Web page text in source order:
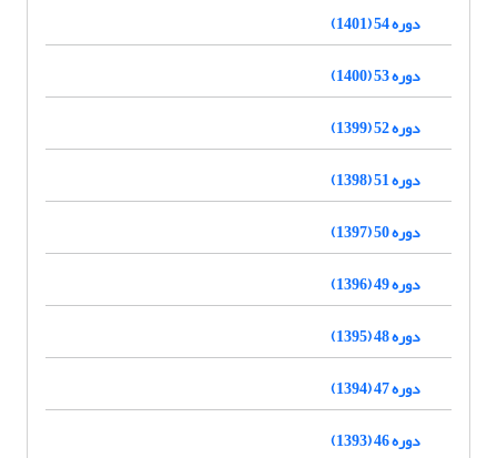
دوره 54 (1401)
دوره 53 (1400)
دوره 52 (1399)
دوره 51 (1398)
دوره 50 (1397)
دوره 49 (1396)
دوره 48 (1395)
دوره 47 (1394)
دوره 46 (1393)